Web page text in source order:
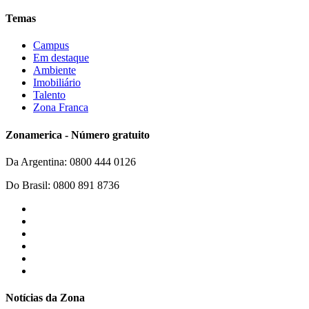
Temas
Campus
Em destaque
Ambiente
Imobiliário
Talento
Zona Franca
Zonamerica - Número gratuito
Da Argentina: 0800 444 0126
Do Brasil: 0800 891 8736
Notícias da Zona